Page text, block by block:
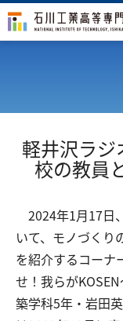
入学案内
国際交流
研究・産学連携
教育・研究施設
中学生の方
軽井沢ラジ
校の教員
2024年1月17日
いて、モノづくり
を紹介するコーナ
せ！我らが
築学科5年・岩田